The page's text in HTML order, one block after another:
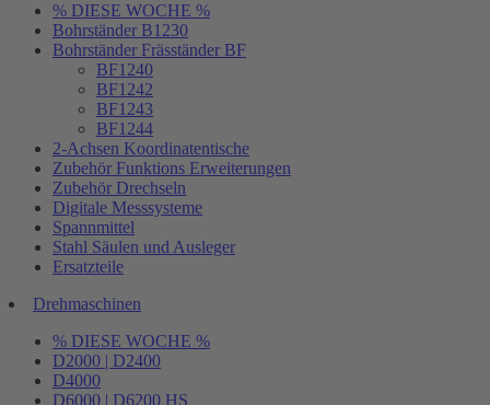
% DIESE WOCHE %
Bohrständer B1230
Bohrständer Fräsständer BF
BF1240
BF1242
BF1243
BF1244
2-Achsen Koordinatentische
Zubehör Funktions Erweiterungen
Zubehör Drechseln
Digitale Messsysteme
Spannmittel
Stahl Säulen und Ausleger
Ersatzteile
Drehmaschinen
% DIESE WOCHE %
D2000 | D2400
D4000
D6000 | D6200 HS